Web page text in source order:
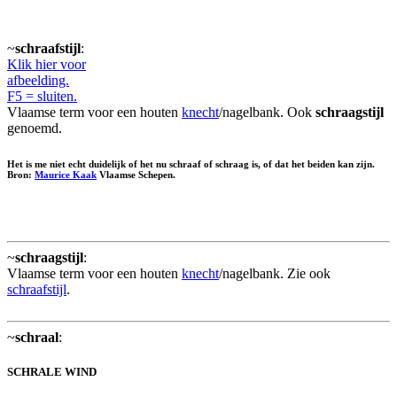
~schraafstijl:
Klik hier voor
afbeelding.
F5 = sluiten.
Vlaamse term voor een houten knecht/nagelbank. Ook schraagstijl
genoemd.
Het is me niet echt duidelijk of het nu schraaf of schraag is, of dat het beiden kan zijn.
Bron: Maurice Kaak Vlaamse Schepen.
~schraagstijl:
Vlaamse term voor een houten knecht/nagelbank. Zie ook
schraafstijl.
~schraal:
SCHRALE WIND